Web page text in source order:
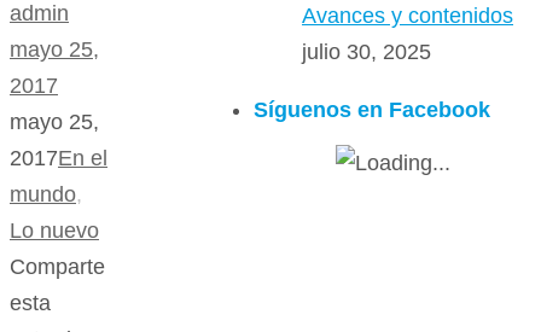
admin
mayo 25,
2017
mayo 25,
2017En el
mundo,
Lo nuevo
Comparte
esta
Avances y contenidos
julio 30, 2025
Síguenos en Facebook